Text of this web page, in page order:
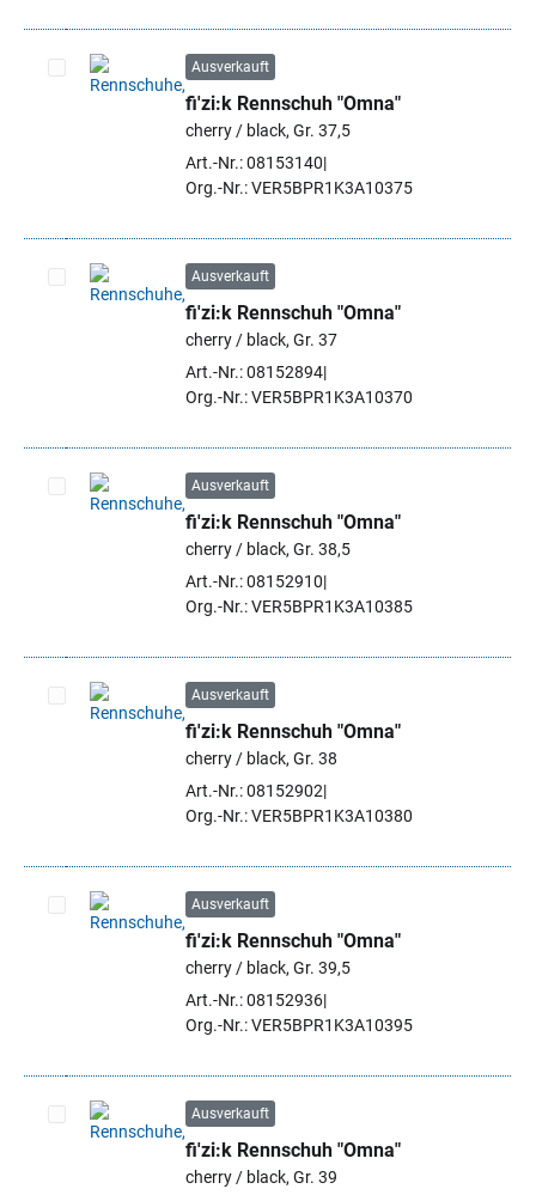
Artikel auswählen
Ausverkauft
fi'zi:k Rennschuh "Omna"
cherry / black, Gr. 37,5
Art.-Nr.: 08153140
Org.-Nr.: VER5BPR1K3A10375
Artikel auswählen
Ausverkauft
fi'zi:k Rennschuh "Omna"
cherry / black, Gr. 37
Art.-Nr.: 08152894
Org.-Nr.: VER5BPR1K3A10370
Artikel auswählen
Ausverkauft
fi'zi:k Rennschuh "Omna"
cherry / black, Gr. 38,5
Art.-Nr.: 08152910
Org.-Nr.: VER5BPR1K3A10385
Artikel auswählen
Ausverkauft
fi'zi:k Rennschuh "Omna"
cherry / black, Gr. 38
Art.-Nr.: 08152902
Org.-Nr.: VER5BPR1K3A10380
Artikel auswählen
Ausverkauft
fi'zi:k Rennschuh "Omna"
cherry / black, Gr. 39,5
Art.-Nr.: 08152936
Org.-Nr.: VER5BPR1K3A10395
Artikel auswählen
Ausverkauft
fi'zi:k Rennschuh "Omna"
cherry / black, Gr. 39